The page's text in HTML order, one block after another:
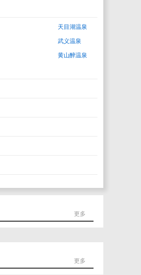
天目湖温泉
武义温泉
黄山醉温泉
更多
更多